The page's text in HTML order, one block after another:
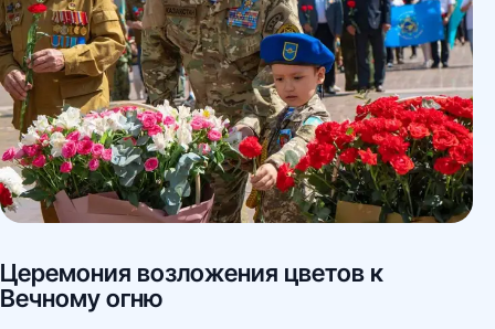
фронтовика, который "очень любил людей и детей".
В целом, мероприятие собрало людей всех
возрастов, подчеркивая важность памяти о войне и
ее героях.
Церемония возложения цветов к
Вечному огню